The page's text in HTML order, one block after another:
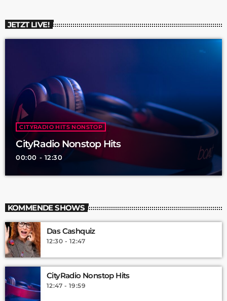
JETZT LIVE!
CITYRADIO HITS NONSTOP
CityRadio Nonstop Hits
00:00 - 12:30
KOMMENDE SHOWS
Das Cashquiz
12:30 - 12:47
CityRadio Nonstop Hits
12:47 - 19:59